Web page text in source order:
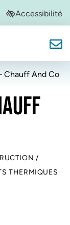
Accessibilité
Garonne
Chauff And Co
/
THERMIQUES